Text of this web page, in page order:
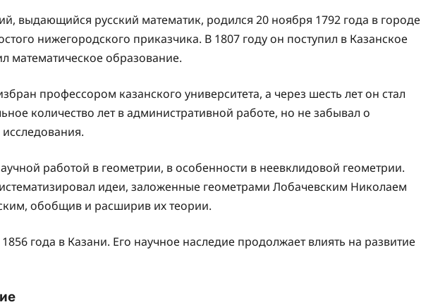
выдающийся русский математик, родился 20 ноября 1792 года в городе
нижегородского приказчика. В 1807 году он поступил в Казанское
математическое образование.
профессором казанского университета, а через шесть лет он стал
количество лет в административной работе, но не забывал о
работой в геометрии, в особенности в неевклидовой геометрии.
идеи, заложенные геометрами Лобачевским Николаем
обобщив и расширив их теории.
года в Казани. Его научное наследие продолжает влиять на развитие